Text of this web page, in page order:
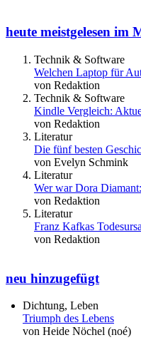
heute meistgelesen im
Technik & Software
Welchen Laptop für
von Redaktion
Technik & Software
Kindle Vergleich:
von Redaktion
Literatur
Die fünf besten
von Evelyn Schmink
Literatur
Wer war Dora
von Redaktion
Literatur
Franz Kafkas
von Redaktion
neu hinzugefügt
Dichtung, Leben
Triumph des Lebens
von Heide Nöchel (noé)